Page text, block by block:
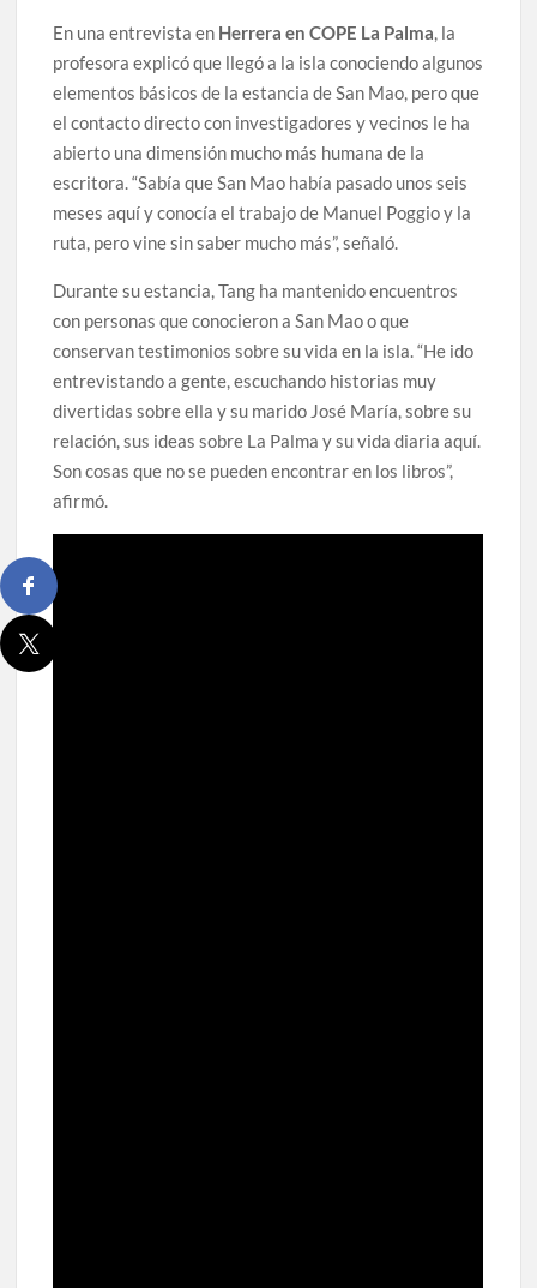
En una entrevista en Herrera en COPE La Palma, la
profesora explicó que llegó a la isla conociendo algunos
elementos básicos de la estancia de San Mao, pero que
el contacto directo con investigadores y vecinos le ha
abierto una dimensión mucho más humana de la
escritora. “Sabía que San Mao había pasado unos seis
meses aquí y conocía el trabajo de Manuel Poggio y la
ruta, pero vine sin saber mucho más”, señaló.
Durante su estancia, Tang ha mantenido encuentros
con personas que conocieron a San Mao o que
conservan testimonios sobre su vida en la isla. “He ido
entrevistando a gente, escuchando historias muy
divertidas sobre ella y su marido José María, sobre su
relación, sus ideas sobre La Palma y su vida diaria aquí.
Son cosas que no se pueden encontrar en los libros”,
afirmó.